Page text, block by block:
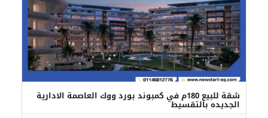
شقة للبيع 180م في كمبوند بورد ووك العاصمة الادارية
الجديده بالتقسيط